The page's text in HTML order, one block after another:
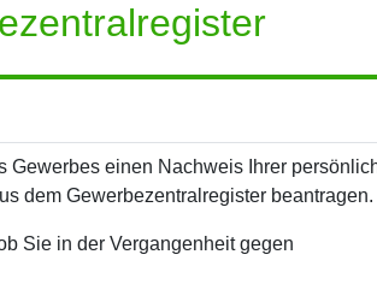
Gewerbes einen Nachweis Ihrer
dem Gewerbezentralregister beantragen.
Sie in der Vergangenheit gegen